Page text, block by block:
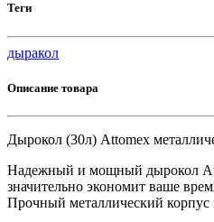
Теги
дыракол
Описание товара
Дырокол (30л) Attomex
Надежный и мощный дырокол
значительно экономит ваше
Прочный металлический корпус